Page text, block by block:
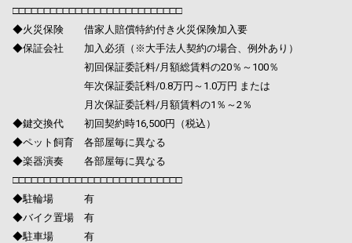
□□□□□□□□□□□□□□□□□□□□□□□□□□□
◆火災保険 借家人賠償特約付き火災保険加入要
◆保証会社 加入必須（※大手法人契約の場合、例外あり）
初回保証委託料/月額総賃料の20％～100％
年次保証委託料/0.8万円～1.0万円 または
月次保証委託料/月額賃料の1％～2％
◆鍵交換代 初回契約時16,500円（税込）
◆ペット飼育 各部屋毎に異なる
◆楽器演奏 各部屋毎に異なる
□□□□□□□□□□□□□□□□□□□□□□□□□□□
◆駐輪場 有
◆バイク置場 有
◆駐車場 有